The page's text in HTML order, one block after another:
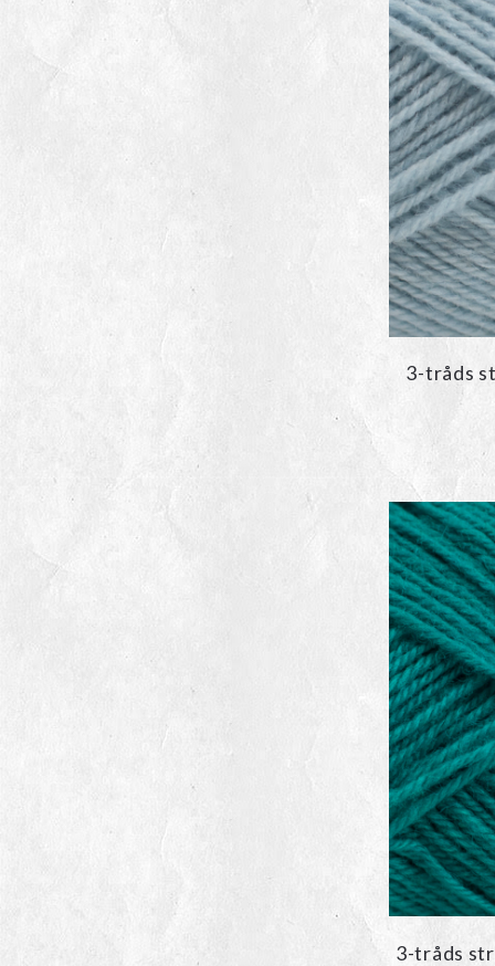
3-tråds
3-tråds